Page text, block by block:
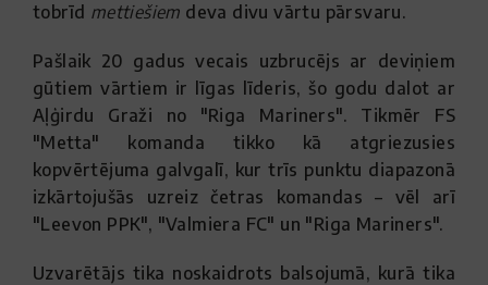
tobrīd mettiešiem deva divu vārtu pārsvaru.
Pašlaik 20 gadus vecais uzbrucējs ar deviņiem
gūtiem vārtiem ir līgas līderis, šo godu dalot ar
Aļģirdu Graži no "Riga Mariners". Tikmēr FS
"Metta" komanda tikko kā atgriezusies
kopvērtējuma galvgalī, kur trīs punktu diapazonā
izkārtojušās uzreiz četras komandas – vēl arī
"Leevon PPK", "Valmiera FC" un "Riga Mariners".
Uzvarētājs tika noskaidrots balsojumā, kurā tika